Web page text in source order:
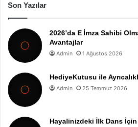
Son Yazılar
2026’da E İmza Sahibi
Avantajlar
Admin 1 Ağustos 2026
HediyeKutusu ile
Admin 25 Temmuz 2026
Hayalinizdeki İlk Dans